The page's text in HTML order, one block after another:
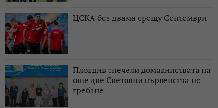
ЦСКА без двама срещу Септември
Пловдив спечели домакинствата на
още две Световни първенства по
гребане